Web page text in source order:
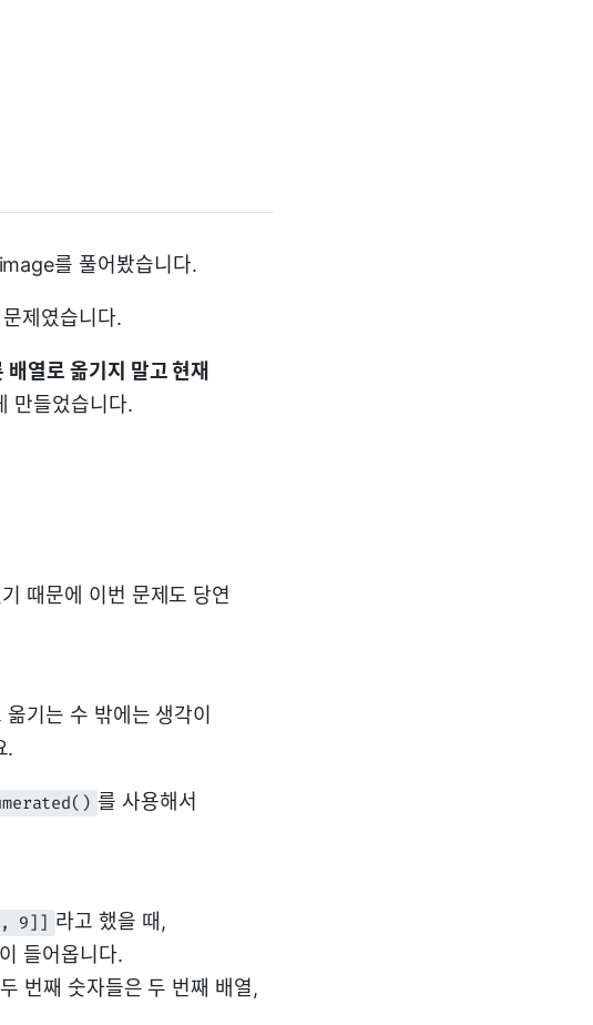
를 풀어봤습니다.
제였습니다.
배열로 옮기지 말고 현재
만들었습니다.
때문에 이번 문제도 당연
기는 수 밖에는 생각이
.
를 사용해서
9]]
라고 했을 때,
이 들어옵니다.
번째 숫자들은 두 번째 배열,